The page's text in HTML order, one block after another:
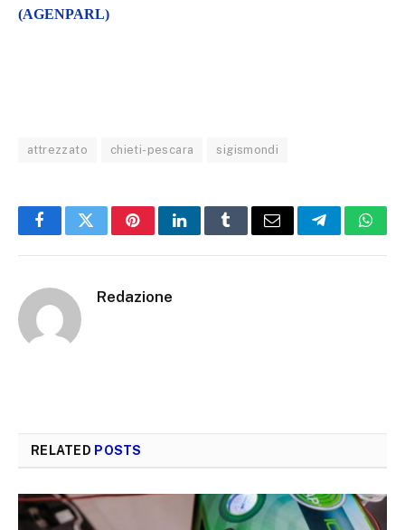
(AGENPARL)
attrezzato chieti-pescara sigismondi
FacebookTwitterPinterestLinkedInTumblrEmail Telegram
Redazione
RELATED POSTS